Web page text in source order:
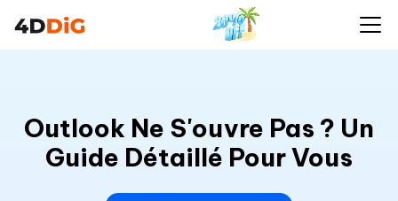
Outlook Ne S'ouvre Pas ? Un
Guide Détaillé Pour Vous